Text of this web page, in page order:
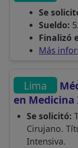
Se
Sueldo:
Finalizó
Más
Lima
en
Se solicitó:
Cirujano.
Intensiva.